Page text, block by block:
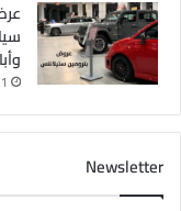
Newsletter